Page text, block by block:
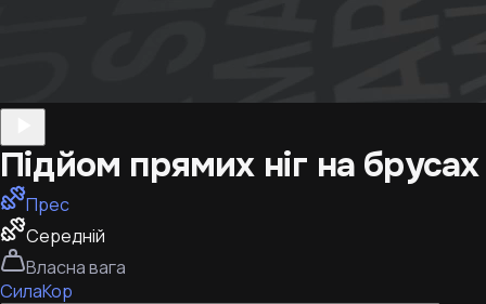
Підйом прямих ніг на брусах
Прес
Середній
Власна вага
СилаКор